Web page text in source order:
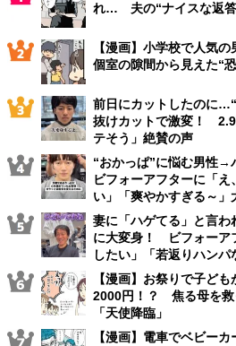
れ… 夫の“ナイスな返答
【漫画】小学校で人気
個室の隙間から見えた“
前日にカットしたのに
抜けカットで激変！
テそう」絶賛の声
“おかっぱ”に悩む男性
ビフォーアフターに「
い」「爽やかすぎる～」
妻に「ハゲてる」と言
に大変身！ ビフォーア
したい」「若返りハンパ
【漫画】お祭りで子ど
2000円！？ 焦る母を救
「天使降臨」
【漫画】電車でベビー